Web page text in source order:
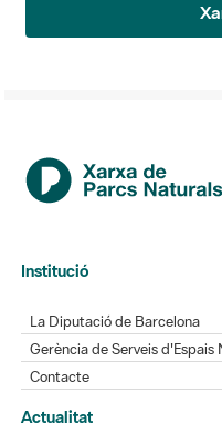
Institució
La Diputació de Barcelona
Gerència de Serveis d'Espais
Contacte
Actualitat